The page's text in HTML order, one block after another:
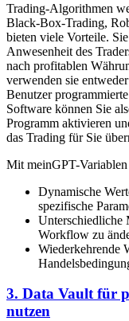
Trading-Algorithmen
Black-Box-Trading,
bieten viele Vorteile.
Anwesenheit des
nach profitablen
verwenden sie
Benutzer
Software können Sie
Programm aktivieren
das Trading für Sie
Mit meinGPT-
Dynamische
spezifische
Unterschiedliche
Workflow zu
Wiederkehrende
3. Data Vault für
nutzen